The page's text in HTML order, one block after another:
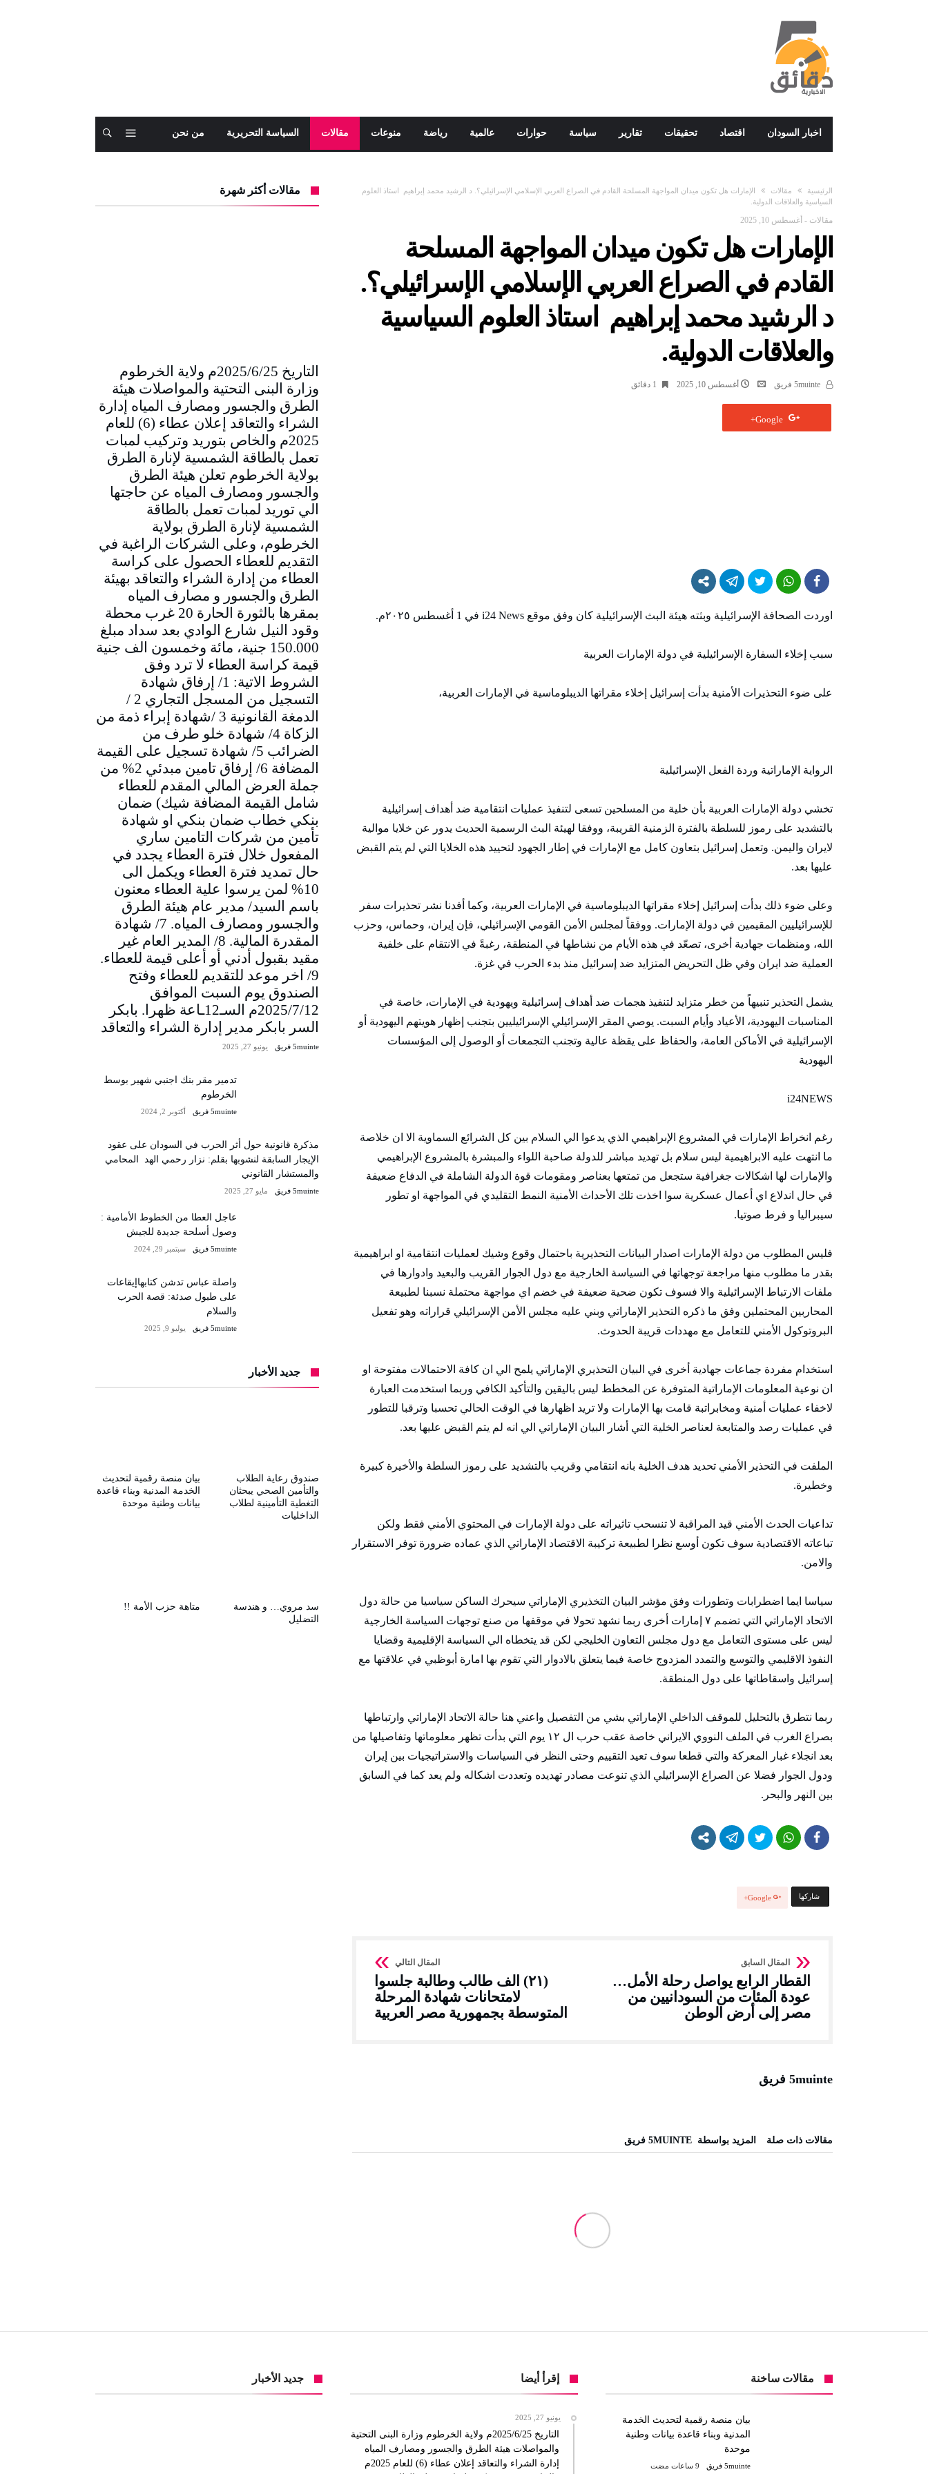
اخبار السودان اقتصاد تحقيقات تقارير سياسة حوارات عالمية رياضة منوعات مقالات السياسة التحريرية من نحن
‫الرئيسية‬ مقالات
الإمارات هل تكون ميدان المواجهة المسلحة القادم في الصراع العربي الإسلامي الإسرائيلي؟. د الرشيد محمد إبراهيم استاذ العلوم
السياسية والعلاقات الدولية.
مقالات - أغسطس 10, 2025
الإمارات هل تكون ميدان المواجهة المسلحة
القادم في الصراع العربي الإسلامي الإسرائيلي؟.
د الرشيد محمد إبراهيم استاذ العلوم السياسية
والعلاقات الدولية.
أغسطس 10, 2025 1 ‫دقائق‬
Google+
اوردت الصحافة الإسرائيلية وبثته هيئة البث الإسرائيلية كان وفق موقع i24 News في 1 أغسطس ٢٠٢٥م.
سبب إخلاء السفارة الإسرائيلية في دولة الإمارات العربية
على ضوء التحذيرات الأمنية بدأت إسرائيل إخلاء مقراتها الديبلوماسية في الإمارات العربية،
الرواية الإماراتية وردة الفعل الإسرائيلية
تخشي دولة الإمارات العربية بأن خلية من المسلحين تسعى لتنفيذ عمليات انتقامية ضد أهداف إسرائيلية
بالتشديد على رموز للسلطة بالفترة الزمنية القريبة، ووفقا لهيئة البث الرسمية الحديث يدور عن خلايا موالية
لايران واليمن. وتعمل إسرائيل بتعاون كامل مع الإمارات في إطار الجهود لتحييد هذه الخلايا التي لم يتم القبض
عليها بعد.
وعلى ضوء ذلك بدأت إسرائيل إخلاء مقراتها الديبلوماسية في الإمارات العربية، وكما أفدنا نشر تحذيرات سفر
للإسرائيليين المقيمين في دولة الإمارات. ووفقاً لمجلس الأمن القومي الإسرائيلي، فإن إيران، وحماس، وحزب
الله، ومنظمات جهادية أخرى، تصعّد في هذه الأيام من نشاطها في المنطقة، رغبةً في الانتقام على خلفية
العملية ضد ايران وفي ظل التحريض المتزايد ضد إسرائيل منذ بدء الحرب في غزة.
يشمل التحذير تنبيهاً من خطر متزايد لتنفيذ هجمات ضد أهداف إسرائيلية ويهودية في الإمارات، خاصة في
المناسبات اليهودية، الأعياد وأيام السبت. يوصي المقر الإسرائيلي الإسرائيليين بتجنب إظهار هويتهم اليهودية أو
الإسرائيلية في الأماكن العامة، والحفاظ على يقظة عالية وتجنب التجمعات أو الوصول إلى المؤسسات
اليهودية
i24NEWS
رغم انخراط الإمارات في المشروع الإبراهيمي الذي يدعوا الي السلام بين كل الشرائع السماوية الا ان خلاصة
ما انتهت عليه الابراهيمية ليس سلام بل تهديد مباشر للدولة صاحبة اللواء والمبشرة بالمشروع الإبراهيمي
والإمارات لها اشكالات جغرافية ستجعل من تمتعها بعناصر ومقومات قوة الدولة الشاملة في الدفاع ضعيفة
في حال اندلاع اي أعمال عسكرية سوا اخذت تلك الأحداث الأمنية النمط التقليدي في المواجهة او تطور
سيبراليا و فرط صوتيا.
فليس المطلوب من دولة الإمارات اصدار البيانات التحذيرية باحتمال وقوع وشيك لعمليات انتقامية او ابراهيمية
بقدر ما مطلوب منها مراجعة توجهاتها في السياسة الخارجية مع دول الجوار القريب والبعيد وادوارها في
ملفات الارتباط الإسرائيلية والا فسوف تكون ضحية ضعيفة في خضم اي مواجهة محتملة نسبنا لطبيعة
المحاربين المحتملين وفق ما ذكره التحذير الإماراتي وبني عليه مجلس الأمن الإسرائيلي قراراته وهو تفعيل
البروتوكول الأمني للتعامل مع مهددات قريبة الحدوث.
استخدام مفردة جماعات جهادية أخرى في البيان التحذيري الإماراتي يلمح الي ان كافة الاحتمالات مفتوحة او
ان نوعية المعلومات الإماراتية المتوفرة عن المخطط ليس باليقين والتأكيد الكافي وربما استخدمت العبارة
لاخفاء عمليات أمنية ومخابراتبة قامت بها الإمارات ولا تريد اظهارها في الوقت الحالي تحسبا وترقبا للتطور
في عمليات رصد والمتابعة لعناصر الخلية التي أشار البيان الإماراتي الي انه لم يتم القبض عليها بعد.
الملفت في التحذير الأمني تحديد هدف الخلية بانه انتقامي وقريب بالتشديد على رموز السلطة والأخيرة كبيرة
وخطيرة.
تداعيات الحدث الأمني قيد المراقبة لا تنسحب تاثيراته على دولة الإمارات في المحتوي الأمني فقط ولكن
تباعاته الاقتصادية سوف تكون أوسع نظرا لطبيعة تركيبة الاقتصاد الإماراتي الذي عماده ضرورة توفر الاستقرار
والامن.
سياسا ايما اضطرابات وتطورات وفق مؤشر البيان التخذيري الإماراتي سيحرك الساكن سياسيا من حالة دول
الاتحاد الإماراتي التي تضمم ٧ إمارات أخرى ربما نشهد تحولا في موقفها من صنع توجهات السياسة الخارجية
ليس على مستوى التعامل مع دول مجلس التعاون الخليجي لكن قد يتخطاه الي السياسة الإقليمية وقضايا
النفوذ الاقليمي والتوسع والتمدد المزدوج خاصة فيما يتعلق بالادوار التي تقوم بها امارة أبوظبي في علاقتها مع
إسرائيل واسقاطاتها على دول المنطقة.
ربما نتطرق بالتحليل للموقف الداخلي الإماراتي بشي من التفصيل واعني هنا حالة الاتحاد الإماراتي وارتباطها
بصراع الغرب في الملف النووي الايراني خاصة عقب حرب ال ١٢ يوم التي بدأت تظهر معلوماتها وتفاصيلها من
بعد انجلاء غبار المعركة والتي قطعا سوف تعيد التقييم وحتى النظر في السياسات والاستراتيجيات بين إيران
ودول الجوار فضلا عن الصراع الإسرائيلي الذي تنوعت مصادر تهديده وتعددت اشكاله ولم يعد كما في السابق
بين النهر والبحر.
‫‫ شاركها‬ Google+
القطار الرابع يواصل رحلة الأمل…
عودة المئات من السودانيين من
مصر إلى أرض الوطن
(٢١) الف طالب وطالبة جلسوا
لامتحانات شهادة المرحلة
المتوسطة بجمهورية مصر العربية
5muinte فريق
‫مقالات ذات صلة‬ ‫‫المزيد بواسطة‬ ‬ 5MUINTE فريق
مقالات أكثر شهرة
التاريخ 2025/6/25م ولاية الخرطوم
وزارة البنى التحتية والمواصلات هيئة
الطرق والجسور ومصارف المياه إدارة
الشراء والتعاقد إعلان عطاء (6) للعام
2025م والخاص بتوريد وتركيب لمبات
تعمل بالطاقة الشمسية لإنارة الطرق
بولاية الخرطوم تعلن هيئة الطرق
والجسور ومصارف المياه عن حاجتها
الي توريد لمبات تعمل بالطاقة
الشمسية لإنارة الطرق بولاية
الخرطوم، وعلى الشركات الراغبة في
التقديم للعطاء الحصول على كراسة
العطاء من إدارة الشراء والتعاقد بهيئة
الطرق والجسور و مصارف المياه
بمقرها بالثورة الحارة 20 غرب محطة
وقود النيل شارع الوادي بعد سداد مبلغ
150.000 جنية، مائة وخمسون الف جنية
قيمة كراسة العطاء لا ترد وفق
الشروط الاتية: 1/ إرفاق شهادة
التسجيل من المسجل التجاري 2 /
الدمغة القانونية 3 /شهادة إبراء ذمة من
الزكاة 4/ شهادة خلو طرف من
الضرائب 5/ شهادة تسجيل على القيمة
المضافة 6/ إرفاق تامين مبدئي 2% من
جملة العرض المالي المقدم للعطاء
شامل القيمة المضافة شيك) ضمان
بنكي خطاب ضمان بنكي او شهادة
تأمين من شركات التامين ساري
المفعول خلال فترة العطاء يجدد في
حال تمديد فترة العطاء ويكمل الى
10% لمن يرسوا علية العطاء معنون
باسم السيد/ مدير عام هيئة الطرق
والجسور ومصارف المياه. 7/ شهادة
المقدرة المالية. 8/ المدير العام غير
مقيد بقبول أدني أو أعلى قيمة للعطاء.
9/ اخر موعد للتقديم للعطاء وفتح
الصندوق يوم السبت الموافق
2025/7/12م السـ12ـاعة ظهرا. بابكر
السر بابكر مدير إدارة الشراء والتعاقد
5muinte فريق يونيو 27, 2025
تدمير مقر بنك اجنبي شهير بوسط
الخرطوم
5muinte فريق أكتوبر 2, 2024
مذكرة قانونية حول أثر الحرب في السودان على عقود
الإيجار السابقة لنشوبها بقلم: نزار رحمي الهد المحامي
والمستشار القانوني
5muinte فريق مايو 27, 2025
عاجل العطا من الخطوط الأمامية :
وصول أسلحة جديدة للجيش
5muinte فريق سبتمبر 29, 2024
واصلة عباس تدشن كتابهاإيقاعات
على طبول صدئة: قصة الحرب
والسلام
5muinte فريق يوليو 9, 2025
جديد الأخبار
بيان منصة رقمية لتحديث
الخدمة المدنية وبناء قاعدة
بيانات وطنية موحدة
صندوق رعاية الطلاب
والتأمين الصحي يبحثان
التغطية التأمينية لطلاب
الداخليات
متاهة حزب الأمة !!
سد مروي… و هندسة
التضليل
مقالات ساخنة
بيان منصة رقمية لتحديث الخدمة
المدنية وبناء قاعدة بيانات وطنية
موحدة
5muinte فريق
إقرأ أيضا
يونيو 27, 2025
التاريخ 2025/6/25م ولاية الخرطوم وزارة البنى التحتية
والمواصلات هيئة الطرق والجسور ومصارف المياه
إدارة الشراء والتعاقد إعلان عطاء (6) للعام 2025م
جديد الأخبار